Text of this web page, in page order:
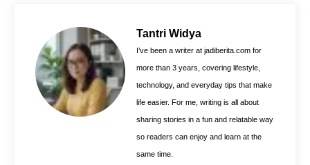
k
e
s
t
A
p
p
Tantri Widya
I’ve been a writer at jadiberita.com for
more than 3 years, covering lifestyle,
technology, and everyday tips that make
life easier. For me, writing is all about
sharing stories in a fun and relatable way
so readers can enjoy and learn at the
same time.